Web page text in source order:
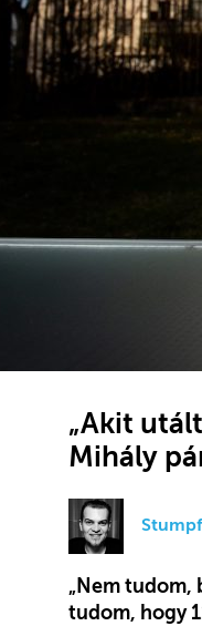
„Akit
Mihály
„Nem tudom,
tudom, hogy